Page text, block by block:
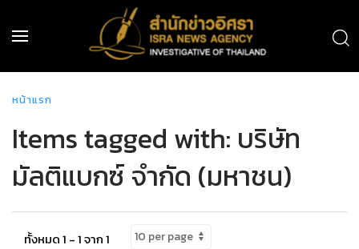
หน้าแรก
Items tagged with: บริษัท
มัลติแบกซ์ จำกัด (มหาชน)
ทั้งหมด 1 - 1 จาก 1